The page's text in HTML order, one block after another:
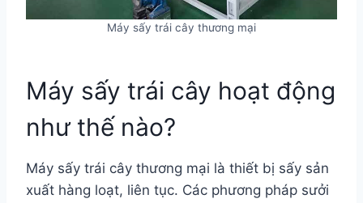
Máy sấy trái cây thương mại
Máy sấy trái cây hoạt động
như thế nào?
Máy sấy trái cây thương mại là thiết bị sấy sản
xuất hàng loạt, liên tục. Các phương pháp sưởi